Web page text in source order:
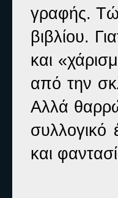
γραφής.
βιβλίου.
και
από την
Αλλά
συλλογικό
και